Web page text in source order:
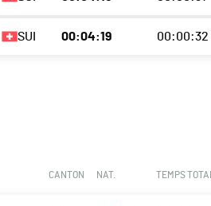
SUI 00:04:19 00:00:32
CANTON NAT. TEMPS TOTAL